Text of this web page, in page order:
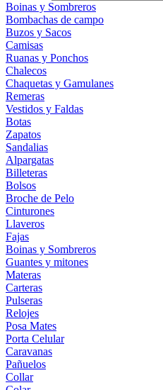
Boinas y Sombreros
Bombachas de campo
Buzos y Sacos
Camisas
Ruanas y Ponchos
Chalecos
Chaquetas y Gamulanes
Remeras
Vestidos y Faldas
Botas
Zapatos
Sandalias
Alpargatas
Billeteras
Bolsos
Broche de Pelo
Cinturones
Llaveros
Fajas
Boinas y Sombreros
Guantes y mitones
Materas
Carteras
Pulseras
Relojes
Posa Mates
Porta Celular
Caravanas
Pañuelos
Collar